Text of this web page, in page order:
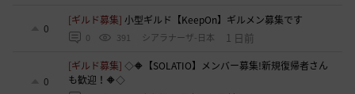
0
[ギルド募集]小型ギルド【KeepOn】ギルメン募集です
0 391 シアラナーザ-日本 1 日前
0
[ギルド募集]◇🔶【SOLATIO】メンバー募集!新規復帰者さん
も歓迎！🔶◇